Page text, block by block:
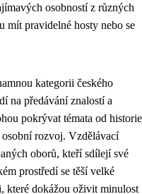
osobností z různých
mít pravidelné hosty nebo se
kategorii českého
na předávání znalostí a
pokrývat témata od historie
rozvoj. Vzdělávací
oborů, kteří sdílejí své
prostředí se těší velké
které dokážou oživit minulost